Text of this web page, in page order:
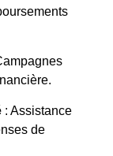
: Assistance
de